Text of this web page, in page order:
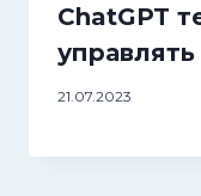
ChatGPT
21.07.2023